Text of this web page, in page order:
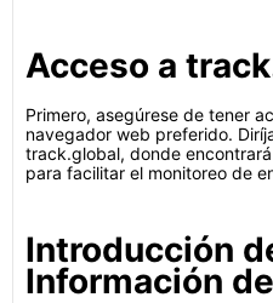
Acceso a
Primero, asegúrese de tener
navegador web preferido.
track.global, donde
para facilitar el monitoreo de
Introducción
Información